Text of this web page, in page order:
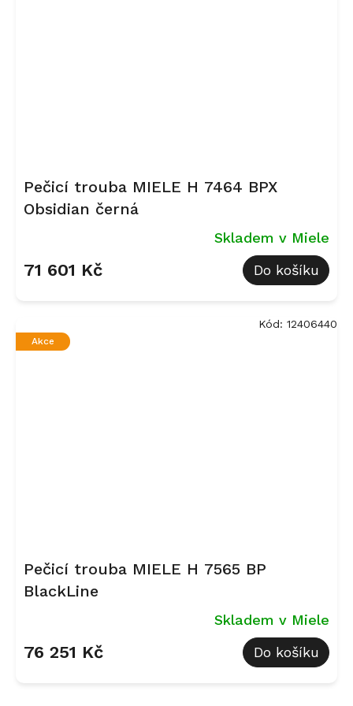
Pečicí trouba MIELE H 7464 BPX
Obsidian černá
Skladem v Miele
71 601 Kč Do košíku
Akce
Pečicí trouba MIELE H 7565 BP
BlackLine
Skladem v Miele
76 251 Kč Do košíku
Kód: 12406440